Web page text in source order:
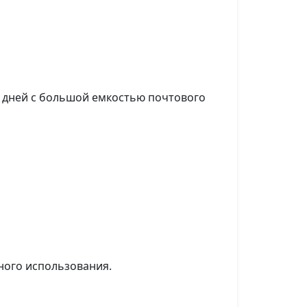
с большой емкостью почтового
использования.